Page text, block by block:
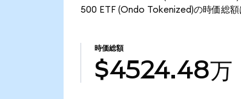
500 ETF (Ondo Tokenized)の時価総額
時価総額
$4524.48万